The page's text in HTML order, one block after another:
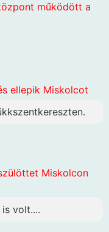
működött a
ellepik Miskolcot
Miskolcon
volt....